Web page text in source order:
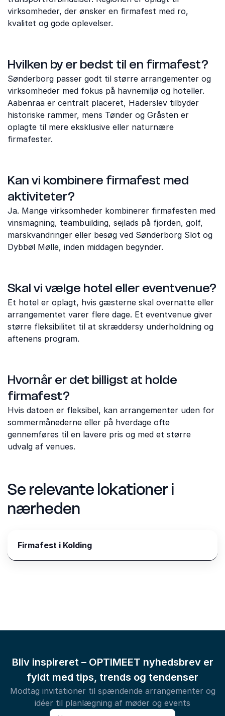
virksomheder, der ønsker en firmafest med ro,
kvalitet og gode oplevelser.
Hvilken by er bedst til en firmafest?
Sønderborg passer godt til større arrangementer og
virksomheder med fokus på havnemiljø og hoteller.
Aabenraa er centralt placeret, Haderslev tilbyder
historiske rammer, mens Tønder og Gråsten er
oplagte til mere eksklusive eller naturnære
firmafester.
Kan vi kombinere firmafest med
aktiviteter?
Ja. Mange virksomheder kombinerer firmafesten med
vinsmagning, teambuilding, sejlads på fjorden, golf,
marskvandringer eller besøg ved Sønderborg Slot og
Dybbøl Mølle, inden middagen begynder.
Skal vi vælge hotel eller eventvenue?
Et hotel er oplagt, hvis gæsterne skal overnatte eller
arrangementet varer flere dage. Et eventvenue giver
større fleksibilitet til at skræddersy underholdning og
aftenens program.
Hvornår er det billigst at holde
firmafest?
Hvis datoen er fleksibel, kan arrangementer uden for
sommermånederne eller på hverdage ofte
gennemføres til en lavere pris og med et større
udvalg af venues.
Se relevante lokationer i
nærheden
Firmafest i Kolding
Bliv inspireret – OPTIMEET nyhedsbrev er
fyldt med tips, trends og tendenser
Modtag invitationer til spændende arrangementer og
idéer til planlægning af møder og events